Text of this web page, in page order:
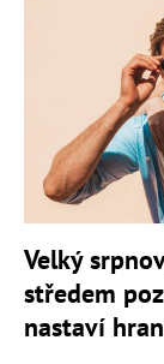
Velký
středem
nastaví